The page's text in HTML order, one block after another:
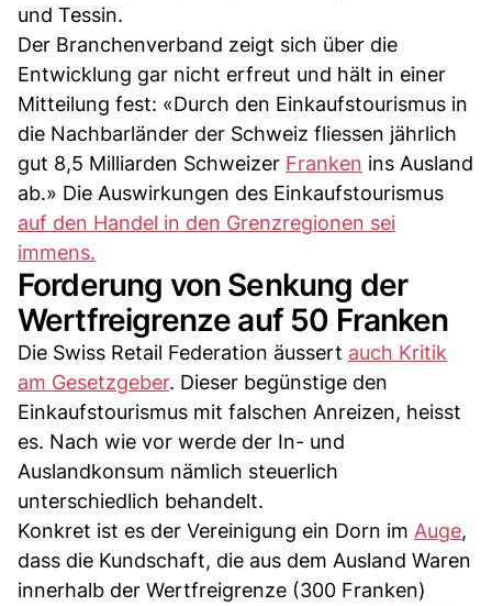
und Tessin.
Der Branchenverband zeigt sich über die
Entwicklung gar nicht erfreut und hält in einer
Mitteilung fest: «Durch den Einkaufstourismus in
die Nachbarländer der Schweiz fliessen jährlich
gut 8,5 Milliarden Schweizer Franken ins Ausland
ab.» Die Auswirkungen des Einkaufstourismus
auf den Handel in den Grenzregionen sei
immens.
Forderung von Senkung der
Wertfreigrenze auf 50 Franken
Die Swiss Retail Federation äussert auch Kritik
am Gesetzgeber. Dieser begünstige den
Einkaufstourismus mit falschen Anreizen, heisst
es. Nach wie vor werde der In- und
Auslandkonsum nämlich steuerlich
unterschiedlich behandelt.
Konkret ist es der Vereinigung ein Dorn im Auge,
dass die Kundschaft, die aus dem Ausland Waren
innerhalb der Wertfreigrenze (300 Franken)